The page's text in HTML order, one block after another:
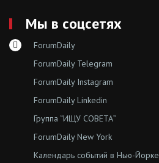
Мы в соцсетях
ForumDaily
ForumDaily Telegram
ForumDaily Instagram
ForumDaily Linkedin
Группа “ИЩУ СОВЕТА”
ForumDaily New York
Календарь событий в Нью-Йорке